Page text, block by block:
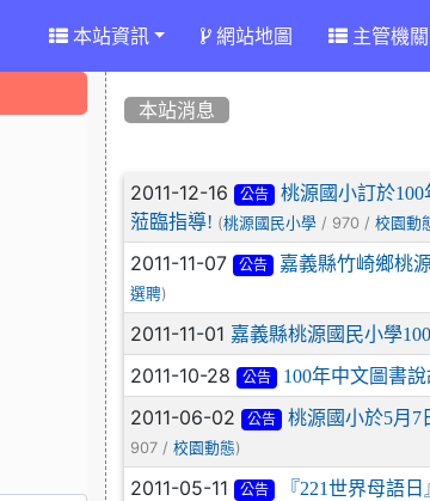
本站資訊 網站地圖 主管機關
本站消息
文章列表
2011-12-16 公告
桃源國小訂於
蒞臨指導! (桃源國民小學 / 970 /校園動
2011-11-07 公告 嘉義縣竹崎鄉桃
選聘)
2011-11-01 嘉義縣桃源國民小學
2011-10-28 公告 100年中文圖書
2011-06-02 公告 桃源國小於5月7
907 /校園動態)
2011-05-11 公告 『221世界母語